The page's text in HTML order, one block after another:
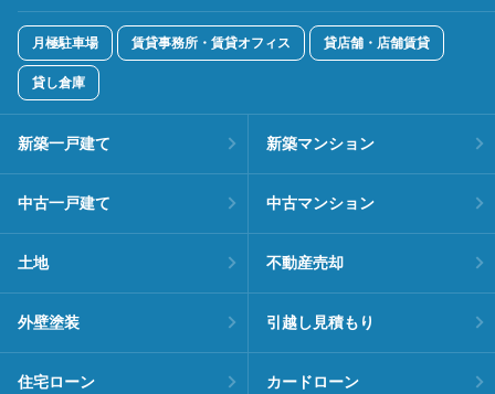
月極駐車場 賃貸事務所・賃貸オフィス 貸店舗・店舗賃貸
貸し倉庫
新築一戸建て 新築マンション
中古一戸建て 中古マンション
土地 不動産売却
外壁塗装 引越し見積もり
住宅ローン カードローン